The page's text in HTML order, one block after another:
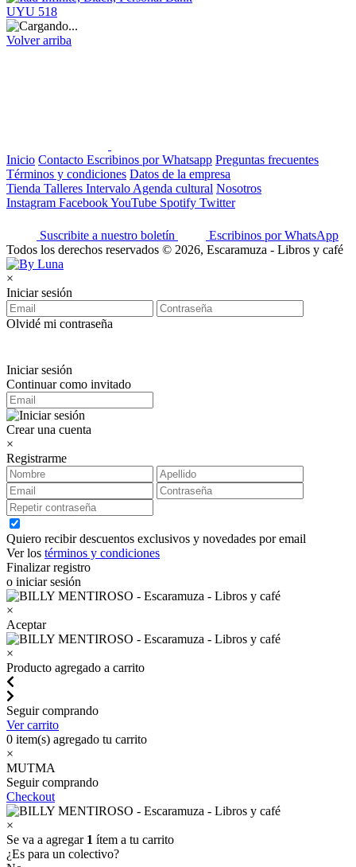
UYU 518
Volver arriba
Inicio Contacto Escribinos por Whatsapp Preguntas frecuentes
Términos y condiciones Datos de la empresa
Tienda Talleres Intervalo Agenda cultural Nosotros
Instagram FacebookYouTube Spotify Twitter
Suscribite a nuestro boletín
Escribinos por WhatsApp
Todos los derechos reservados © 2026, Escaramuza - Libros y café
×
Iniciar sesión
Olvidé mi contraseña
Iniciar sesión
Continuar como invitado
Crear una cuenta
×
Registrarme
Quiero recibir descuentos exclusivos y novedades por email
Ver los términos y condiciones
Finalizar registro
o iniciar sesión
×
Aceptar
×
Producto agregado a carrito
Seguir comprando
Ver carrito
0 item(s) agregado tu carrito
×
MUTMA
Seguir comprando
Checkout
×
Se va a agregar 1 ítem a tu carrito
¿Es para un colectivo?